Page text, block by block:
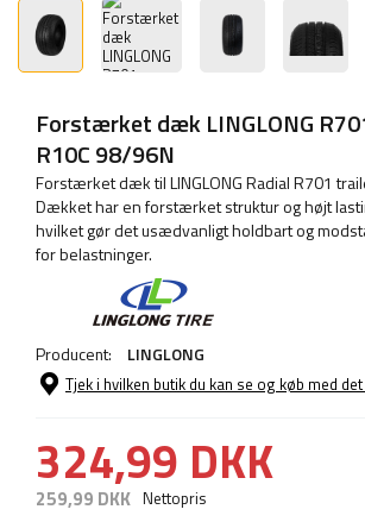
Forstærket dæk LINGLONG
R10C 98/96N
Forstærket dæk til LINGLONG Radial R701
Dækket har en forstærket struktur og højt
hvilket gør det usædvanligt holdbart og
for belastninger.
Producent: LINGLONG
Tjek i hvilken butik du kan se og køb med
324,99 DKK
259,99 DKK Nettopris